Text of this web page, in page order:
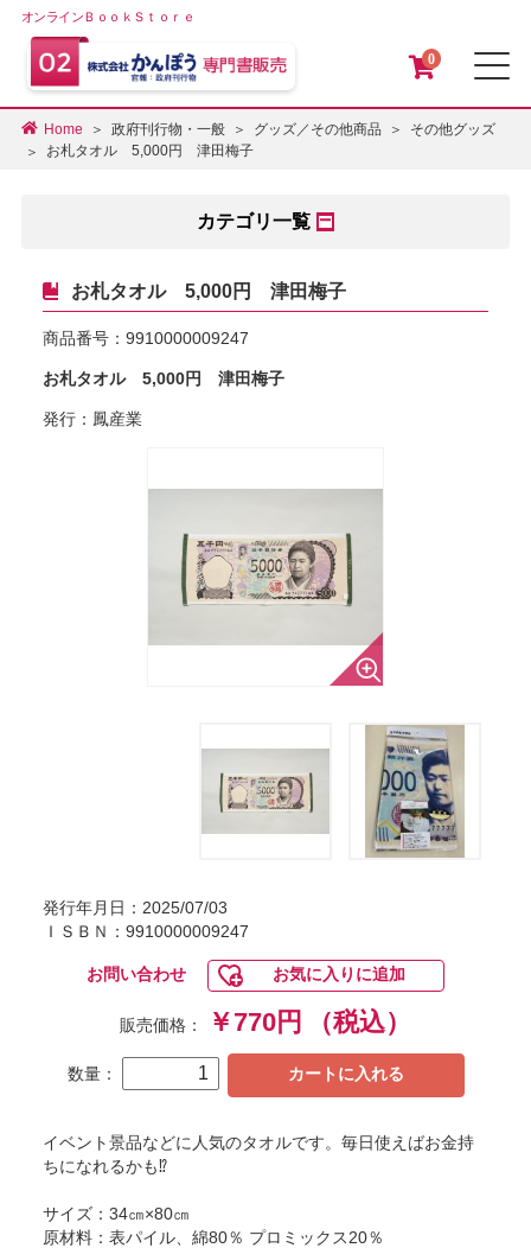
オンラインＢｏｏｋＳｔｏｒｅ
0
Home 政府刊行物・一般 グッズ／その他商品
その他グッズ
お札タオル 5,000円 津田梅子
カテゴリ一覧
お札タオル 5,000円 津田梅子
商品番号： 9910000009247
お札タオル 5,000円 津田梅子
発行：鳳産業
発行年月日：2025/07/03
ＩＳＢＮ：9910000009247
お問い合わせ お気に入りに追加
販売価格： ￥770円 （税込）
数量： カートに入れる
イベント景品などに人気のタオルです。毎日使えばお金持
ちになれるかも⁉
サイズ：34㎝×80㎝
原材料：表パイル、綿80％ プロミックス20％